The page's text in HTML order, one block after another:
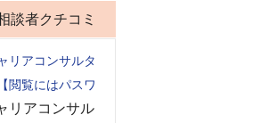
談者クチコミ
リアコンサルタ
閲覧にはパスワ
リアコンサル